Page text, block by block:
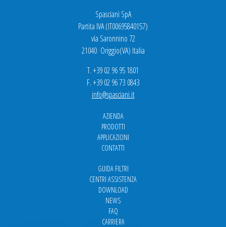
Spasciani SpA
Partita IVA (IT00695840157)
via Saronnino 72
21040 Origgio(VA) Italia
T. +39 02 96 95 1801
F. +39 02 96 73 0843
info@spasciani.it
AZIENDA
PRODOTTI
APPLICAZIONI
CONTATTI
GUIDA FILTRI
CENTRI ASSISTENZA
DOWNLOAD
NEWS
FAQ
CARRIERA